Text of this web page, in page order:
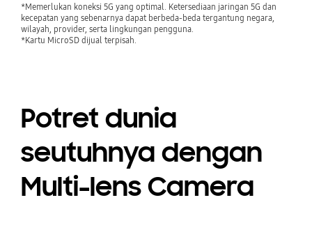
*Memerlukan koneksi 5G yang optimal. Ketersediaan jaringan 5G dan
kecepatan yang sebenarnya dapat berbeda-beda tergantung negara,
wilayah, provider, serta lingkungan pengguna.
*Kartu MicroSD dijual terpisah.
Potret dunia
seutuhnya dengan
Multi-lens Camera